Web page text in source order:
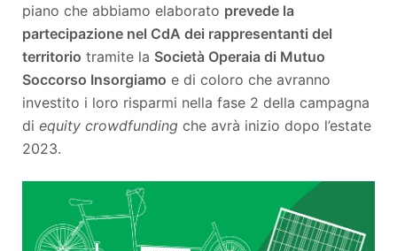
piano che abbiamo elaborato prevede la
partecipazione nel CdA dei rappresentanti del
territorio tramite la Società Operaia di Mutuo
Soccorso Insorgiamo e di coloro che avranno
investito i loro risparmi nella fase 2 della campagna
di equity crowdfunding che avrà inizio dopo l’estate
2023.